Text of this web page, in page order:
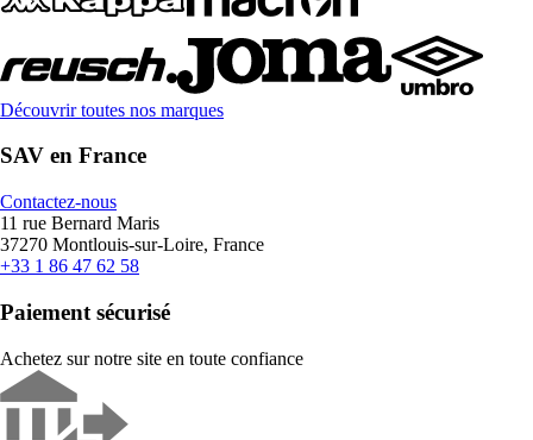
Découvrir toutes nos marques
SAV en France
Contactez-nous
11 rue Bernard Maris
37270 Montlouis-sur-Loire, France
+33 1 86 47 62 58
Paiement sécurisé
Achetez sur notre site en toute confiance